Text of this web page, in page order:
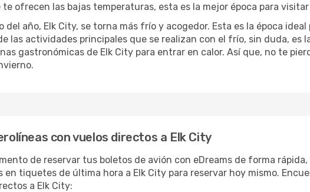
ofrecen las bajas temperaturas, esta es la mejor época para visitar
del año, Elk City, se torna más frío y acogedor. Esta es la época
las actividades principales que se realizan con el frío, sin duda,
gastronómicas de Elk City para entrar en calor. Así que, no te
con vuelos directos a Elk City
de reservar tus boletos de avión con eDreams de forma
en tiquetes de última hora a Elk City para reservar hoy mismo.
a Elk City: